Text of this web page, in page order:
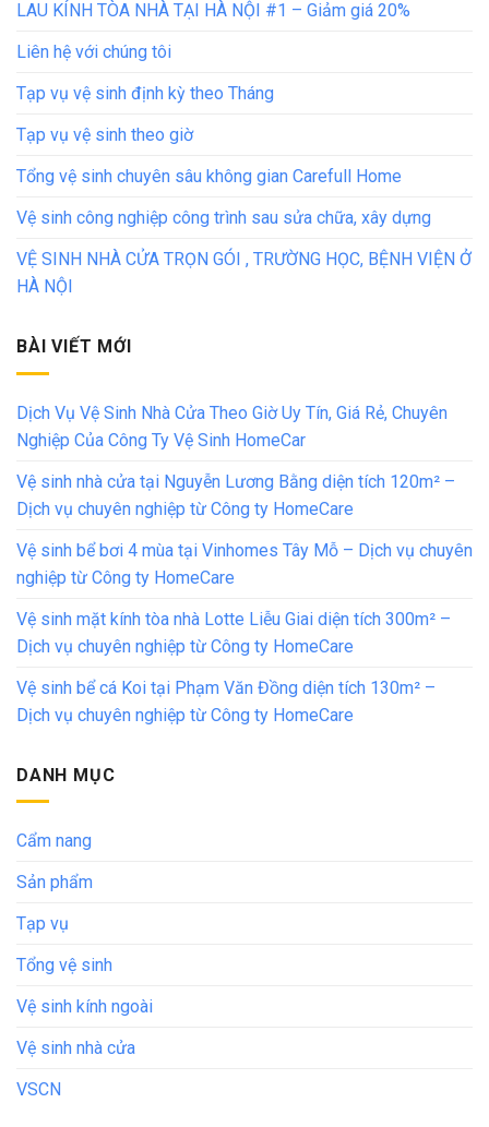
LAU KÍNH TÒA NHÀ TẠI HÀ NỘI #1 – Giảm giá 20%
Liên hệ với chúng tôi
Tạp vụ vệ sinh định kỳ theo Tháng
Tạp vụ vệ sinh theo giờ
Tổng vệ sinh chuyên sâu không gian Carefull Home
Vệ sinh công nghiệp công trình sau sửa chữa, xây dựng
VỆ SINH NHÀ CỬA TRỌN GÓI , TRƯỜNG HỌC, BỆNH VIỆN Ở
HÀ NỘI
BÀI VIẾT MỚI
Dịch Vụ Vệ Sinh Nhà Cửa Theo Giờ Uy Tín, Giá Rẻ, Chuyên
Nghiệp Của Công Ty Vệ Sinh HomeCar
Vệ sinh nhà cửa tại Nguyễn Lương Bằng diện tích 120m² –
Dịch vụ chuyên nghiệp từ Công ty HomeCare
Vệ sinh bể bơi 4 mùa tại Vinhomes Tây Mỗ – Dịch vụ chuyên
nghiệp từ Công ty HomeCare
Vệ sinh mặt kính tòa nhà Lotte Liễu Giai diện tích 300m² –
Dịch vụ chuyên nghiệp từ Công ty HomeCare
Vệ sinh bể cá Koi tại Phạm Văn Đồng diện tích 130m² –
Dịch vụ chuyên nghiệp từ Công ty HomeCare
DANH MỤC
Cẩm nang
Sản phẩm
Tạp vụ
Tổng vệ sinh
Vệ sinh kính ngoài
Vệ sinh nhà cửa
VSCN